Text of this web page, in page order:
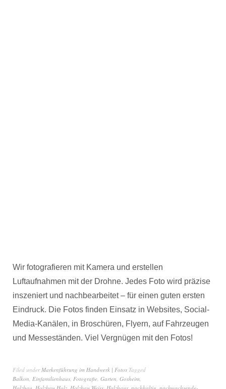
Wir fotografieren mit Kamera und erstellen
Luftaufnahmen mit der Drohne. Jedes Foto wird präzise
inszeniert und nachbearbeitet – für einen guten ersten
Eindruck. Die Fotos finden Einsatz in Websites, Social-
Media-Kanälen, in Broschüren, Flyern, auf Fahrzeugen
und Messeständen. Viel Vergnügen mit den Fotos!
Filed under Markenführung im Handwerk | Fotos Tagged
Balkon Einfamilienhaus Fotografie Garten Gosheim